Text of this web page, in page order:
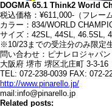
DOGMA 65.1 Think2 World
税込価格：¥611,000-（フレー
カラー：834/WORLD
サイズ：42SL, 44SL, 46.5SL,
※10/23までの受注分のみ限定
問い合わせ：ピナレロジャパン
大阪府 堺市 堺区北庄町 3-3-16
TEL: 072-238-0039 FAX: 072-
http://www.pinarello.jp/
mail:info@pinarello.jp
Related posts: